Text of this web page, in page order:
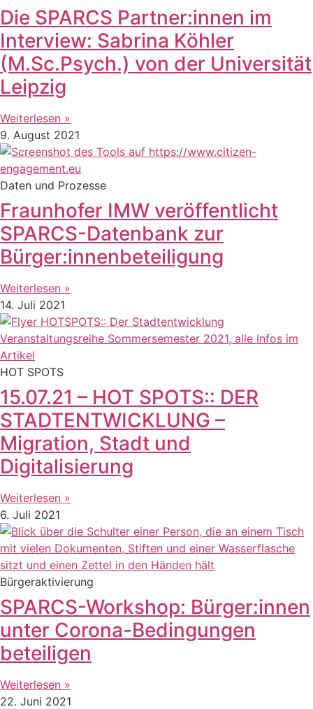
Die SPARCS Partner:innen im
Interview: Sabrina Köhler
(M.Sc.Psych.) von der Universität
Leipzig
Weiterlesen »
9. August 2021
Daten und Prozesse
Fraunhofer IMW veröffentlicht
SPARCS-Datenbank zur
Bürger:innenbeteiligung
Weiterlesen »
14. Juli 2021
HOT SPOTS
15.07.21 – HOT SPOTS:: DER
STADTENTWICKLUNG –
Migration, Stadt und
Digitalisierung
Weiterlesen »
6. Juli 2021
Bürgeraktivierung
SPARCS-Workshop: Bürger:innen
unter Corona-Bedingungen
beteiligen
Weiterlesen »
22. Juni 2021